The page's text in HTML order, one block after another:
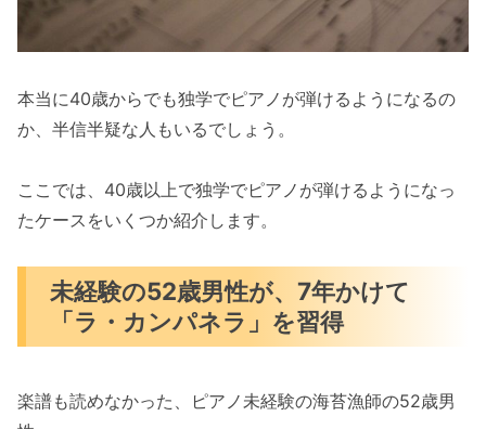
本当に40歳からでも独学でピアノが弾けるようになるの
か、半信半疑な人もいるでしょう。
ここでは、40歳以上で独学でピアノが弾けるようになっ
たケースをいくつか紹介します。
未経験の52歳男性が、7年かけて
「ラ・カンパネラ」を習得
楽譜も読めなかった、ピアノ未経験の海苔漁師の52歳男